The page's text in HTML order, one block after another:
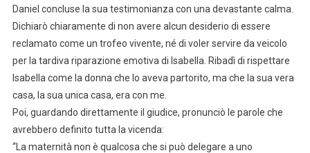
Daniel concluse la sua testimonianza con una devastante calma.
Dichiarò chiaramente di non avere alcun desiderio di essere
reclamato come un trofeo vivente, né di voler servire da veicolo
per la tardiva riparazione emotiva di Isabella. Ribadì di rispettare
Isabella come la donna che lo aveva partorito, ma che la sua vera
casa, la sua unica casa, era con me.
Poi, guardando direttamente il giudice, pronunciò le parole che
avrebbero definito tutta la vicenda:
“La maternità non è qualcosa che si può delegare a uno